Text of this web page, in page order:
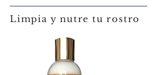
Limpia y nutre tu rostro